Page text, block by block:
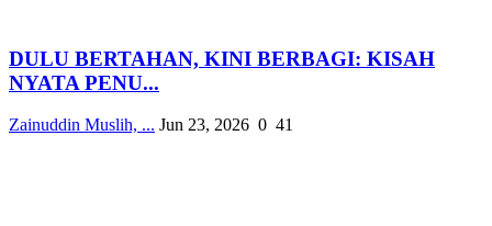
DULU BERTAHAN, KINI BERBAGI: KISAH
NYATA PENU...
Zainuddin Muslih, ... Jun 23, 2026 0 41